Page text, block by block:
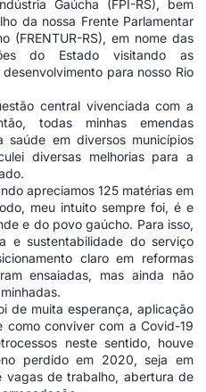
Gaúcha (FPI-RS), bem
da nossa Frente Parlamentar
(FRENTUR-RS), em nome das
do Estado visitando as
para nosso Rio
central vivenciada com a
todas minhas emendas
saúde em diversos municípios
diversas melhorias para a
apreciamos 125 matérias em
meu intuito sempre foi, é e
e do povo gaúcho. Para isso,
e sustentabilidade do serviço
claro em reformas
ensaiadas, mas ainda não
de muita esperança, aplicação
conviver com a Covid-19
neste sentido, houve
perdido em 2020, seja em
vagas de trabalho, abertura de